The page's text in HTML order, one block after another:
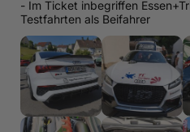
- Im Ticket inbegriffen
Testfahrten als Beifahrer